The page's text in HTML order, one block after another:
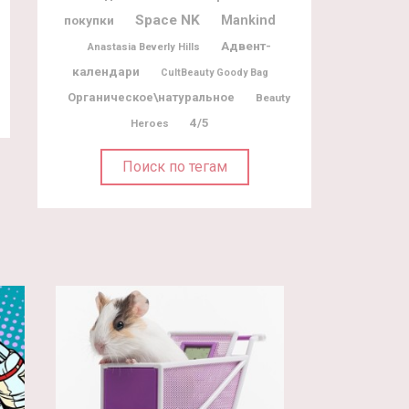
покупки
Space NK Mankind
Anastasia Beverly Hills
Адвент-
календари
CultBeauty Goody Bag
Органическое\натуральное
Beauty
Heroes
4/5
Поиск по тегам